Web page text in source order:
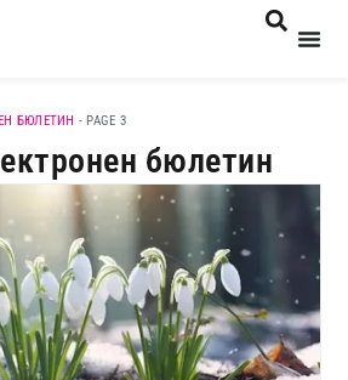
БЮЛЕТИН -PAGE 3
бюлетин